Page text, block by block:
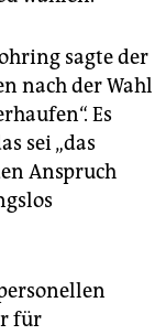
sagte der
nach der Wahl
Es
sei „das
Anspruch
für